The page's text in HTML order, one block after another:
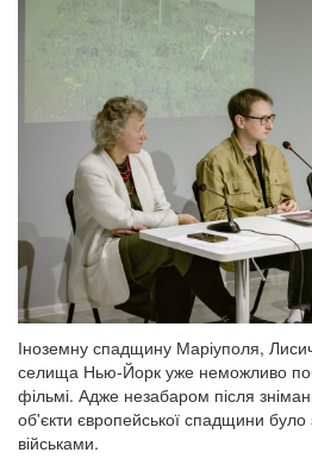
Іноземну спадщину Маріуполя,
селища Нью-Йорк уже неможливо
фільмі. Адже незабаром після
об'єкти європейської спадщини
військами.